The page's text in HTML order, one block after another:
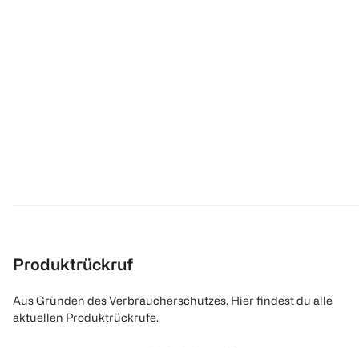
Produktrückruf
Aus Gründen des Verbraucherschutzes. Hier findest du alle
aktuellen Produktrückrufe.